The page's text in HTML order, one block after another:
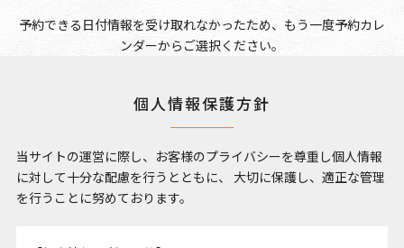
予約できる日付情報を受け取れなかったため、もう一度予約カレ
ンダーからご選択ください。
個人情報保護方針
当サイトの運営に際し、お客様のプライバシーを尊重し個人情報
に対して十分な配慮を行うとともに、 大切に保護し、適正な管理
を行うことに努めております。